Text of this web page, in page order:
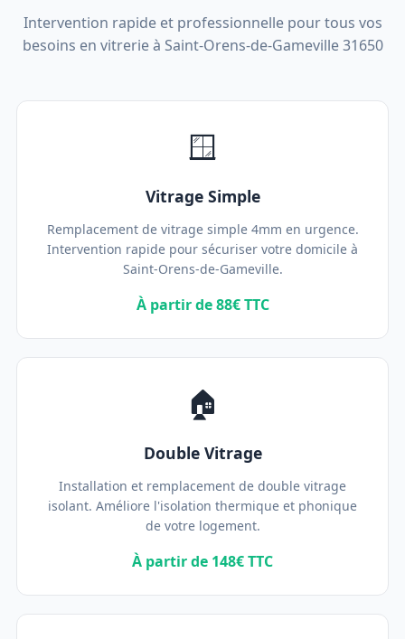
Intervention rapide et professionnelle pour tous vos
besoins en vitrerie à Saint-Orens-de-Gameville 31650
🪟
Vitrage Simple
Remplacement de vitrage simple 4mm en urgence.
Intervention rapide pour sécuriser votre domicile à
Saint-Orens-de-Gameville.
À partir de 88€ TTC
🏠
Double Vitrage
Installation et remplacement de double vitrage
isolant. Améliore l'isolation thermique et phonique
de votre logement.
À partir de 148€ TTC